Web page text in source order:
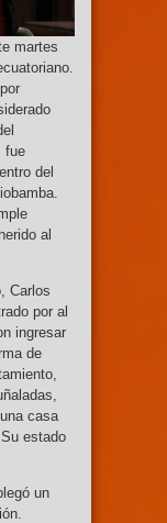
martes
fue
del
al
Carlos
por al
ingresar
de
casa
estado
un